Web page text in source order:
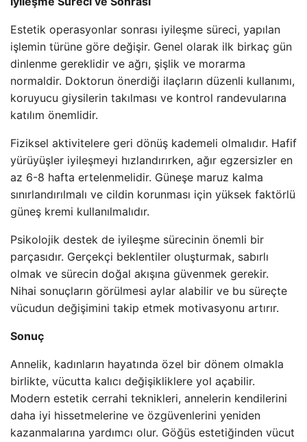
Estetik operasyonlar sonrası iyileşme süreci, yapılan
işlemin türüne göre değişir. Genel olarak ilk birkaç gün
dinlenme gereklidir ve ağrı, şişlik ve morarma
normaldir. Doktorun önerdiği ilaçların düzenli kullanımı,
koruyucu giysilerin takılması ve kontrol randevularına
katılım önemlidir.
Fiziksel aktivitelere geri dönüş kademeli olmalıdır. Hafif
yürüyüşler iyileşmeyi hızlandırırken, ağır egzersizler en
az 6-8 hafta ertelenmelidir. Güneşe maruz kalma
sınırlandırılmalı ve cildin korunması için yüksek faktörlü
güneş kremi kullanılmalıdır.
Psikolojik destek de iyileşme sürecinin önemli bir
parçasıdır. Gerçekçi beklentiler oluşturmak, sabırlı
olmak ve sürecin doğal akışına güvenmek gerekir.
Nihai sonuçların görülmesi aylar alabilir ve bu süreçte
vücudun değişimini takip etmek motivasyonu artırır.
Sonuç
Annelik, kadınların hayatında özel bir dönem olmakla
birlikte, vücutta kalıcı değişikliklere yol açabilir.
Modern estetik cerrahi teknikleri, annelerin kendilerini
daha iyi hissetmelerine ve özgüvenlerini yeniden
kazanmalarına yardımcı olur. Göğüs estetiğinden vücut